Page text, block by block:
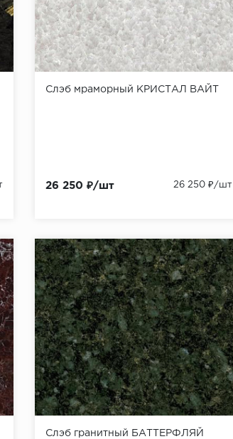
Слэб мраморный КРИСТАЛ ВАЙТ
26 250 ₽/шт 26 250 ₽/шт
Слэб гранитный БАТТЕРФЛЯЙ